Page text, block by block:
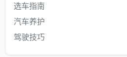
选车指南
汽车养护
驾驶技巧